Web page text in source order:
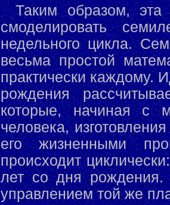
Таким образом, эта
смоделировать
недельного цикла.
весьма простой
практически каждому.
рождения
которые, начиная с
человека,
его жизненными
происходит
лет со дня рождения.
управлением той же